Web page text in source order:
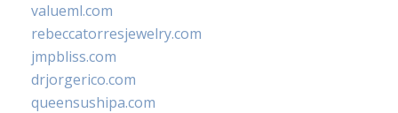
valueml.com
rebeccatorresjewelry.com
jmpbliss.com
drjorgerico.com
queensushipa.com